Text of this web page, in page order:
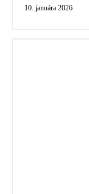
10. januára 2026